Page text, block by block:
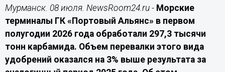
Мурманск. 08 июля. NewsRoom24.ru - Морские
терминалы ГК «Портовый Альянс» в первом
полугодии 2026 года обработали 297,3 тысячи
тонн карбамида. Объем перевалки этого вида
удобрений оказался на 3% выше результата за